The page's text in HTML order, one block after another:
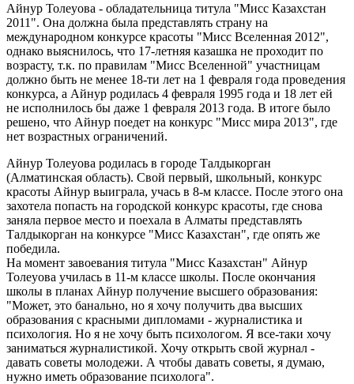
Айнур Толеуова - обладательница титула "Мисс Казахстан
2011". Она должна была представлять страну на
международном конкурсе красоты "Мисс Вселенная 2012",
однако выяснилось, что 17-летняя казашка не проходит по
возрасту, т.к. по правилам "Мисс Вселенной" участницам
должно быть не менее 18-ти лет на 1 февраля года проведения
конкурса, а Айнур родилась 4 февраля 1995 года и 18 лет ей
не исполнилось бы даже 1 февраля 2013 года. В итоге было
решено, что Айнур поедет на конкурс "Мисс мира 2013", где
нет возрастных ограничений.
Айнур Толеуова родилась в городе Талдыкорган
(Алматинская область). Свой первый, школьный, конкурс
красоты Айнур выиграла, учась в 8-м классе. После этого она
захотела попасть на городской конкурс красоты, где снова
заняла первое место и поехала в Алматы представлять
Талдыкорган на конкурсе "Мисс Казахстан", где опять же
победила.
На момент завоевания титула "Мисс Казахстан" Айнур
Толеуова училась в 11-м классе школы. После окончания
школы в планах Айнур получение высшего образования:
"Может, это банально, но я хочу получить два высших
образования с красными дипломами - журналистика и
психология. Но я не хочу быть психологом. Я все-таки хочу
заниматься журналистикой. Хочу открыть свой журнал -
давать советы молодежи. А чтобы давать советы, я думаю,
нужно иметь образование психолога".